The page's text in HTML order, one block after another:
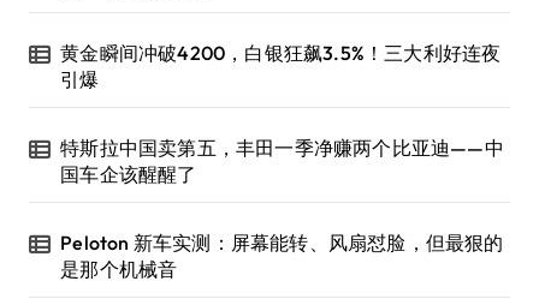
黄金瞬间冲破4200，白银狂飙3.5%！三大利好连夜
引爆
特斯拉中国卖第五，丰田一季净赚两个比亚迪——中
国车企该醒醒了
Peloton 新车实测：屏幕能转、风扇怼脸，但最狠的
是那个机械音